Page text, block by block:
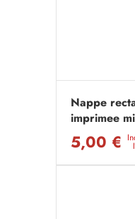
Nappe
imprimee
5,00 €